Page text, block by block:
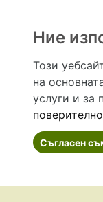
Ние
Този
на
услуги и за
Съгласен